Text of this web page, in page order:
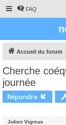
FAQ
Accueil du forum
Cherche
journée
Répondre
Julien Vigreux